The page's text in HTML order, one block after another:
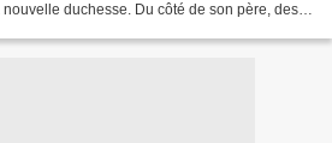
duchesse. Du côté de son père, des